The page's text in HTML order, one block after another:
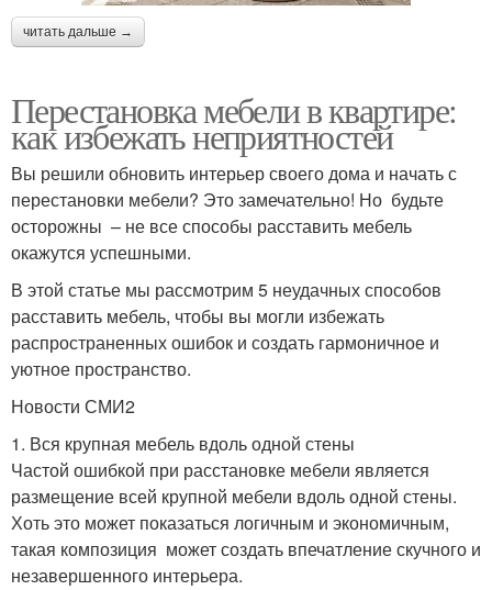
читать дальше →
Перестановка мебели в квартире:
как избежать неприятностей
Вы решили обновить интерьер своего дома и начать с
перестановки мебели? Это замечательно! Но будьте
осторожны – не все способы расставить мебель
окажутся успешными.
В этой статье мы рассмотрим 5 неудачных способов
расставить мебель, чтобы вы могли избежать
распространенных ошибок и создать гармоничное и
уютное пространство.
Новости СМИ2
1. Вся крупная мебель вдоль одной стены
Частой ошибкой при расстановке мебели является
размещение всей крупной мебели вдоль одной стены.
Хоть это может показаться логичным и экономичным,
такая композиция может создать впечатление скучного и
незавершенного интерьера.